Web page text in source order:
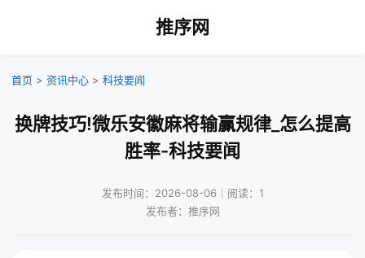
推序网
首页 > 资讯中心 > 科技要闻
换牌技巧!微乐安徽麻将输赢规律_怎么提高
胜率-科技要闻
发布时间：2026-08-06｜阅读：1
发布者：推序网